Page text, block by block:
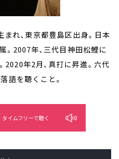
れ、東京都豊島区出身。日本
。2007年、三代目神田松鯉に
2020年2月、真打に昇進。六代
語を聴くこと。
タイムフリーで聴く